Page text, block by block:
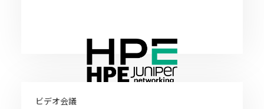
ビデオ会議